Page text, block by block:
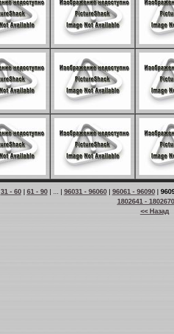
31 - 60| 61 - 90| ... | 96031 - 96060| 96061 - 96090|
1802641 - 1802670
<< Назад